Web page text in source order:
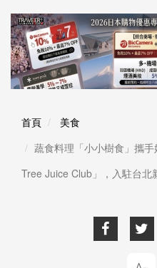
首頁
美食
蔬食料理「小小樹食」攜
Tree Juice Club」，入駐台